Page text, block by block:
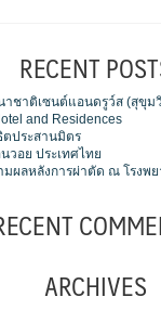
RECENT
าชาติเซนต์แอนดรูว์ส (สุขุม
and Residences
ตประสานมิตร
อย ประเทศไทย
มผลหลังการผ่าตัด ณ โรงพ
ARCHIVES